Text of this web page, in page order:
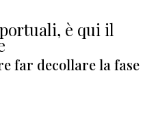
è qui il
far decollare la fase